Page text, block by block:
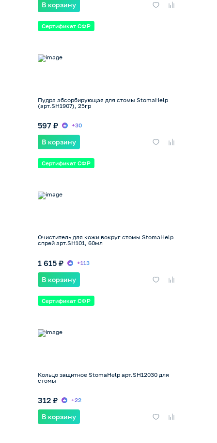
В корзину
Сертификат СФР
Пудра абсорбирующая для стомы StomaHelp
(арт.SH1907), 25гр
597 ₽ +30
В корзину
Сертификат СФР
Очиститель для кожи вокруг стомы StomaHelp
спрей арт.SH101, 60мл
1 615 ₽ +113
В корзину
Сертификат СФР
Кольцо защитное StomaHelp арт.SH12030 для
стомы
312 ₽ +22
В корзину